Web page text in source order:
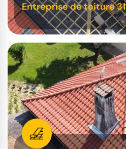
Entreprise de toiture 31